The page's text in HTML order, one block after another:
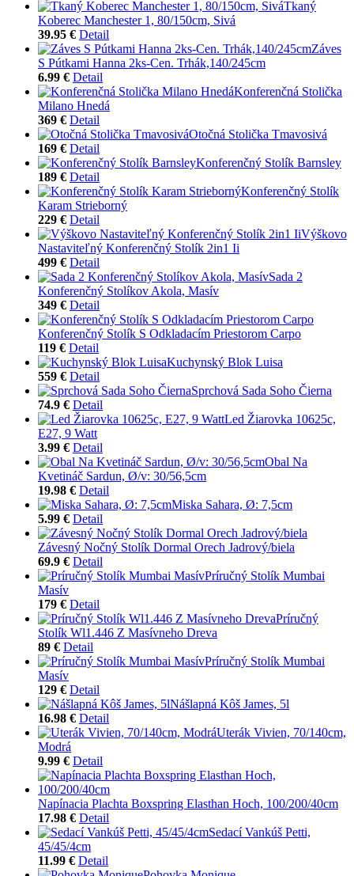
Tkaný
Koberec Manchester 1, 80/150cm, Sivá
39.95 € Detail
Záves
S Pútkami Hanna 2ks-Cen. Trhák,140/245cm
6.99 € Detail
Konferenčná Stolička
Milano Hnedá
369 € Detail
Otočná Stolička Tmavosivá
169 € Detail
Konferenčný Stolík Barnsley
189 € Detail
Konferenčný Stolík
Karam Strieborný
229 € Detail
Výškovo
Nastaviteľný Konferenčný Stolík 2in1 Ii
499 € Detail
Sada 2
Konferenčný Stolíkov Akola, Masív
349 € Detail
Konferenčný Stolík S Odkladacím Priestorom Carpo
119 € Detail
Kuchynský Blok Luisa
559 € Detail
Sprchová Sada Soho Čierna
74.9 € Detail
Led Žiarovka 10625c,
E27, 9 Watt
3.99 € Detail
Obal Na
Kvetináč Sardun, Ø/v: 30/56,5cm
19.98 € Detail
Miska Sahara, Ø: 7,5cm
5.99 € Detail
Závesný Nočný Stolík Dormal Orech Jadrový/biela
69.9 € Detail
Príručný Stolík Mumbai
Masív
179 € Detail
Príručný
Stolík Wl1.446 Z Masívneho Dreva
89 € Detail
Príručný Stolík Mumbai
Masív
129 € Detail
Nášlapná Kôš James, 5l
16.98 € Detail
Uterák Vivien, 70/140cm,
Modrá
9.99 € Detail
Napínacia Plachta Boxspring Elasthan Hoch, 100/200/40cm
17.98 € Detail
Sedací Vankúš Petti,
45/45/4cm
11.99 € Detail